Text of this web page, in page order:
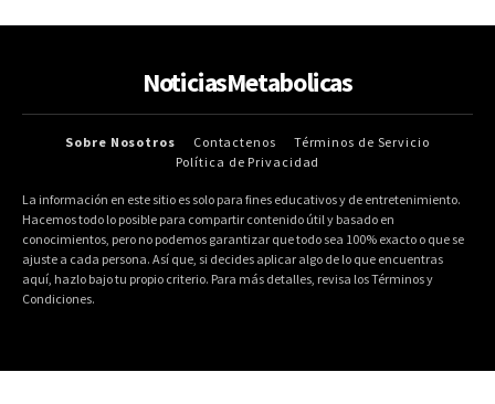
NoticiasMetabolicas
Sobre Nosotros Contactenos
Términos de Servicio
Política de Privacidad
La información en este sitio es solo para fines educativos y de entretenimiento.
Hacemos todo lo posible para compartir contenido útil y basado en
conocimientos, pero no podemos garantizar que todo sea 100% exacto o que se
ajuste a cada persona. Así que, si decides aplicar algo de lo que encuentras
aquí, hazlo bajo tu propio criterio. Para más detalles, revisa los Términos y
Condiciones.